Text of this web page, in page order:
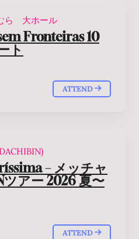
ら 大ホール
Fronteiras 10
ト
ATTEND
– メッチャ
ツアー 2026 夏〜
ATTEND